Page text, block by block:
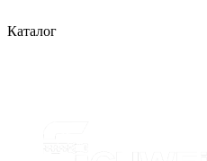
Каталог